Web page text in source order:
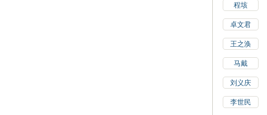
程垓
卓文君
王之涣
马戴
刘义庆
李世民